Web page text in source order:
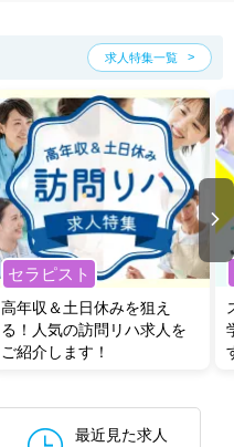
求人特集一覧
セラピスト
高年収＆土日休みを狙え
る！人気の訪問リハ求人を
ご紹介します！
最近見た求人